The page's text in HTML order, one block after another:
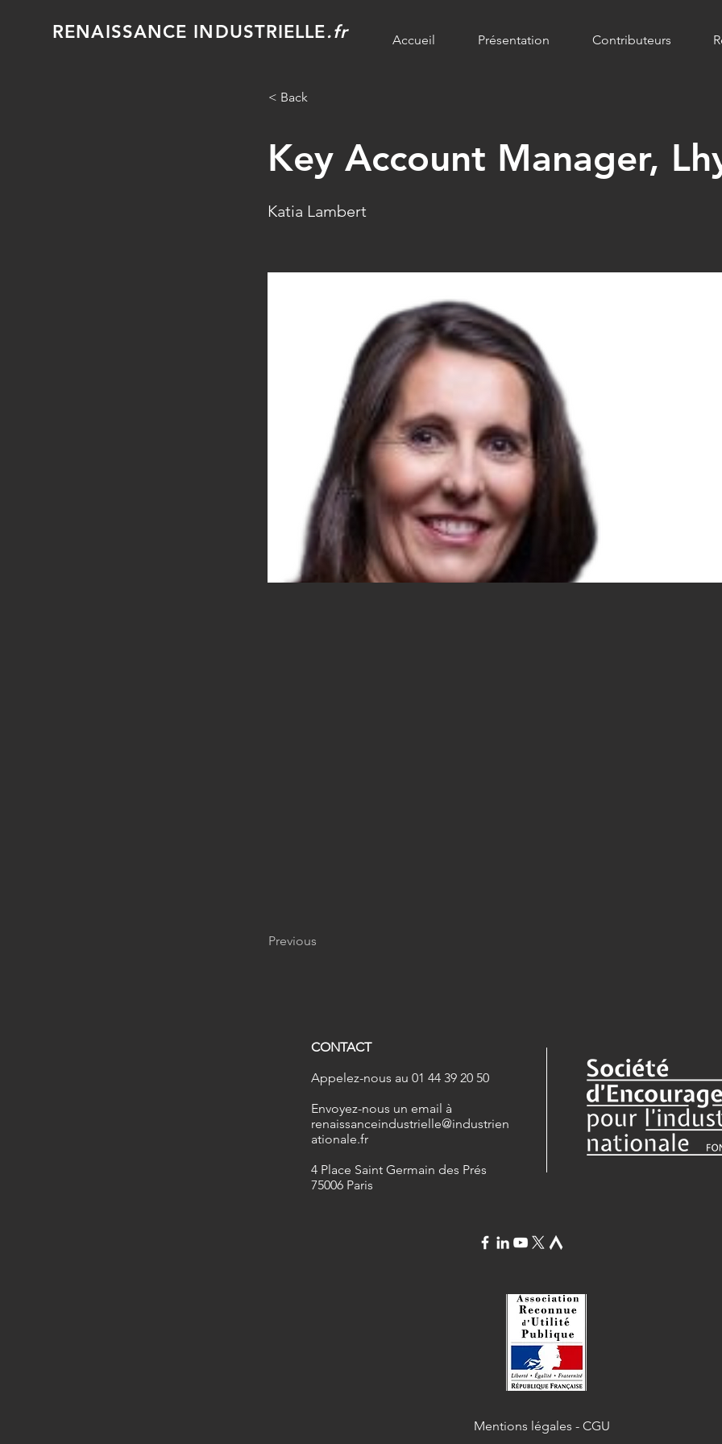
RENAISSANCE INDUSTRIELLE.fr Accueil Présentation Contributeurs
< Back
Key Account Manager,
Katia Lambert
Previous
CONTACT
Appelez-nous au 01 44 39 20 50
​Envoyez-nous un email à
renaissanceindustrielle@industrien
ationale.fr
4 Place Saint Germain des Prés
75006 Paris
Mentions légales - CGU